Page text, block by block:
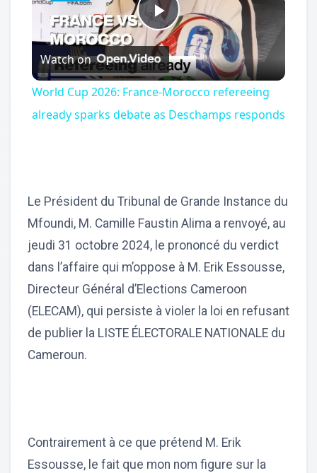
Play
Video
Watch on
World Cup 2026: France-Morocco refereeing
already sparks debate as Deschamps responds
Le Président du Tribunal de Grande Instance du
Mfoundi, M. Camille Faustin Alima a renvoyé, au
jeudi 31 octobre 2024, le prononcé du verdict
dans l’affaire qui m’oppose à M. Erik Essousse,
Directeur Général d’Elections Cameroon
(ELECAM), qui persiste à violer la loi en refusant
de publier la LISTE ÉLECTORALE NATIONALE du
Cameroun.
Contrairement à ce que prétend M. Erik
Essousse, le fait que mon nom figure sur la